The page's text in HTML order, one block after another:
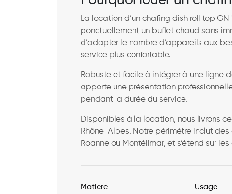
La location d’un chafing dish roll top
ponctuellement un buffet chaud sans
d’adapter le nombre d’appareils aux
service plus confortable.
Robuste et facile à intégrer à une ligne
apporte une présentation
pendant la durée du service.
Disponibles à la location, nous livrons
Rhône-Alpes. Notre périmètre inclut
Roanne ou Montélimar, et s’étend sur
Matiere Usage